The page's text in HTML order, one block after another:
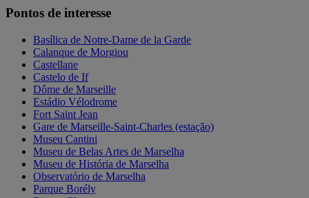
Pontos de interesse
Basílica de Notre-Dame de la Garde
Calanque de Morgiou
Castellane
Castelo de If
Dôme de Marseille
Estádio Vélodrome
Fort Saint Jean
Gare de Marseille-Saint-Charles (estação)
Museu Cantini
Museu de Belas Artes de Marselha
Museu de História de Marselha
Observatório de Marselha
Parque Borély